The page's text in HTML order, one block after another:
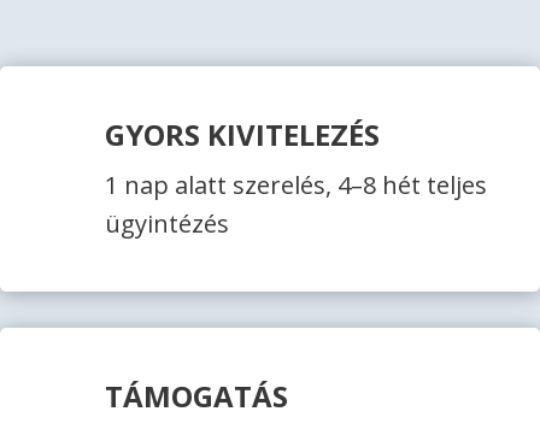
GYORS KIVITELEZÉS
1 nap alatt szerelés, 4–8 hét teljes
ügyintézés
TÁMOGATÁS